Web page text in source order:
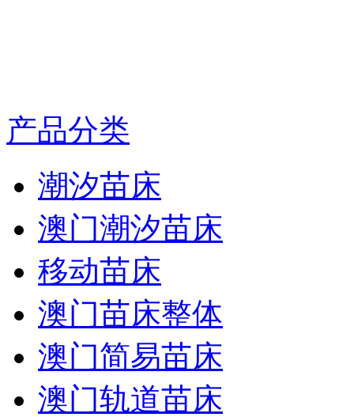
产品分类
潮汐苗床
澳门潮汐苗床
移动苗床
澳门苗床整体
澳门简易苗床
澳门轨道苗床